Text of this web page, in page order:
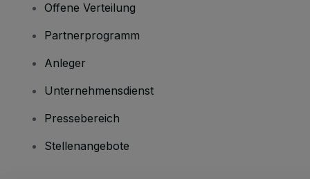
Offene Verteilung
Partnerprogramm
Anleger
Unternehmensdienst
Pressebereich
Stellenangebote